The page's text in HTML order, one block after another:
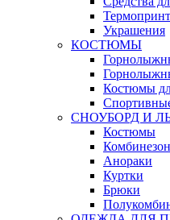
Украшения
КОСТЮМЫ
Костюмы
СНОУБОРД И
Костюмы
Анораки
Куртки
Брюки